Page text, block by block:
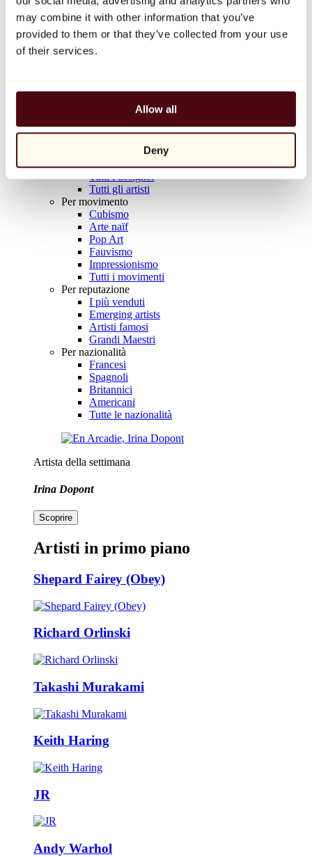
may combine it with other information that you’ve
provided to them or that they’ve collected from your use
of their services.
Allow all
Deny
Balloon Dog (Orange)
Jeff Koons
10.000 €
Artisti
Tutti i pittori
Tutti i fotografi
Tutti i disegnatori
Tutti i designer
Tutti gli artisti
Per movimento
Cubismo
Arte naïf
Pop Art
Fauvismo
Impressionismo
Tutti i movimenti
Per reputazione
I più venduti
Emerging artists
Artisti famosi
Grandi Maestri
Per nazionalità
Francesi
Spagnoli
Britannici
Americani
Tutte le nazionalità
Artista della settimana
Irina Dopont
Scoprire
Artisti in primo piano
Shepard Fairey (Obey)
Richard Orlinski
Takashi Murakami
Keith Haring
JR
Andy Warhol